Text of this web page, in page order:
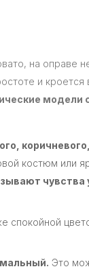
на оправе
и кроется
модели
костюм или
чувства
спокойной
Это